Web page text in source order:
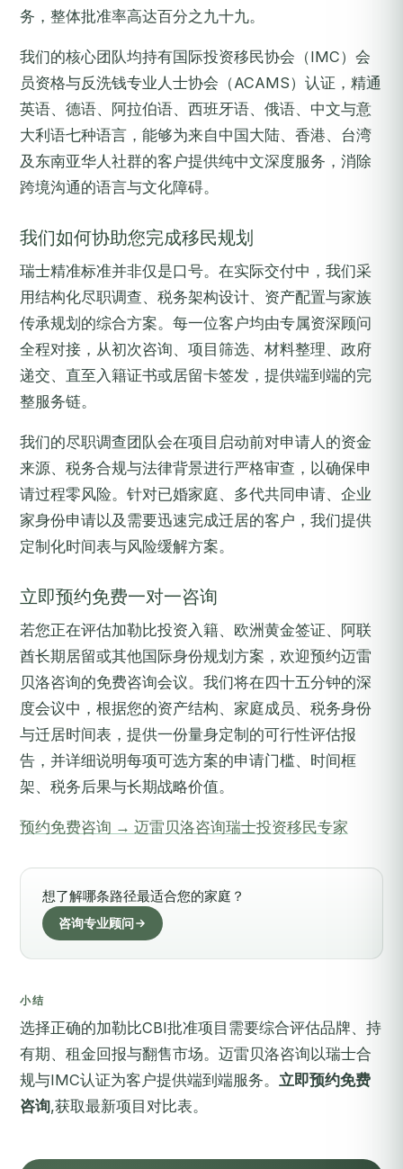
务，整体批准率高达百分之九十九。
我们的核心团队均持有国际投资移民协会（IMC）会
员资格与反洗钱专业人士协会（ACAMS）认证，精通
英语、德语、阿拉伯语、西班牙语、俄语、中文与意
大利语七种语言，能够为来自中国大陆、香港、台湾
及东南亚华人社群的客户提供纯中文深度服务，消除
跨境沟通的语言与文化障碍。
我们如何协助您完成移民规划
瑞士精准标准并非仅是口号。在实际交付中，我们采
用结构化尽职调查、税务架构设计、资产配置与家族
传承规划的综合方案。每一位客户均由专属资深顾问
全程对接，从初次咨询、项目筛选、材料整理、政府
递交、直至入籍证书或居留卡签发，提供端到端的完
整服务链。
我们的尽职调查团队会在项目启动前对申请人的资金
来源、税务合规与法律背景进行严格审查，以确保申
请过程零风险。针对已婚家庭、多代共同申请、企业
家身份申请以及需要迅速完成迁居的客户，我们提供
定制化时间表与风险缓解方案。
立即预约免费一对一咨询
若您正在评估加勒比投资入籍、欧洲黄金签证、阿联
酋长期居留或其他国际身份规划方案，欢迎预约迈雷
贝洛咨询的免费咨询会议。我们将在四十五分钟的深
度会议中，根据您的资产结构、家庭成员、税务身份
与迁居时间表，提供一份量身定制的可行性评估报
告，并详细说明每项可选方案的申请门槛、时间框
架、税务后果与长期战略价值。
预约免费咨询 → 迈雷贝洛咨询瑞士投资移民专家
想了解哪条路径最适合您的家庭？
咨询专业顾问
小结
选择正确的加勒比CBI批准项目需要综合评估品牌、持
有期、租金回报与翻售市场。迈雷贝洛咨询以瑞士合
规与IMC认证为客户提供端到端服务。 立即预约免费
咨询,获取最新项目对比表。